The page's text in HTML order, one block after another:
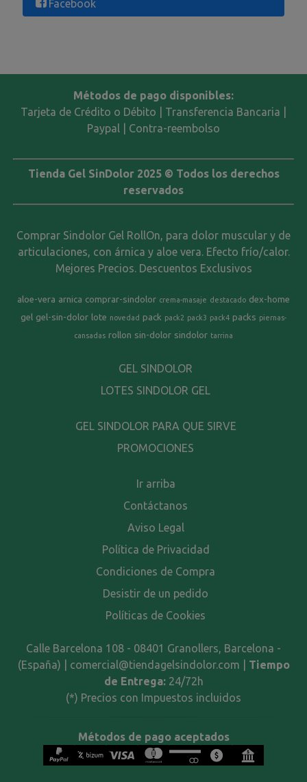
Facebook
Métodos de pago disponibles:
Tarjeta de Crédito o Débito | Transferencia Bancaria |
Paypal | Contra-reembolso
Tienda Gel SinDolor 2025 © Todos los derechos
reservados
Comprar Sindolor Gel RollOn, para dolor muscular y de
articulaciones, con árnica y aloe vera. Efecto frío/calor.
Mejores Precios. Descuentos Exclusivos
aloe-vera arnica comprar-sindolor crema-masaje destacado dex-home
gel gel-sin-dolor lote novedad pack pack2 pack3 pack4 packs piernas-
cansadas rollon sin-dolor sindolor tarrina
GEL SINDOLOR
LOTES SINDOLOR GEL
GEL SINDOLOR PARA QUE SIRVE
PROMOCIONES
Ir arriba
Contáctanos
Aviso Legal
Política de Privacidad
Condiciones de Compra
Desistir de un pedido
Políticas de Cookies
Calle Barcelona 108 - 08401 Granollers, Barcelona -
(España) | comercial@tiendagelsindolor.com | Tiempo
de Entrega: 24/72h
(*) Precios con Impuestos incluidos
Métodos de pago aceptados